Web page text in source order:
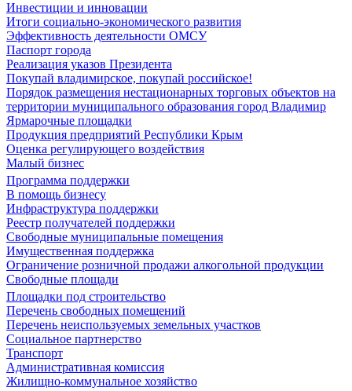
Инвестиции и инновации
Итоги социально-экономического развития
Эффективность деятельности ОМСУ
Паспорт города
Реализация указов Президента
Покупай владимирское, покупай российское!
Порядок размещения нестационарных торговых объектов на
территории муниципального образования город Владимир
Ярмарочные площадки
Продукция предприятий Республики Крым
Оценка регулирующего воздействия
Малый бизнес
Программа поддержки
В помощь бизнесу
Инфраструктура поддержки
Реестр получателей поддержки
Свободные муниципальные помещения
Имущественная поддержка
Ограничение розничной продажи алкогольной продукции
Свободные площади
Площадки под строительство
Перечень свободных помещений
Перечень неиспользуемых земельных участков
Социальное партнерство
Транспорт
Административная комиссия
Жилищно-коммунальное хозяйство